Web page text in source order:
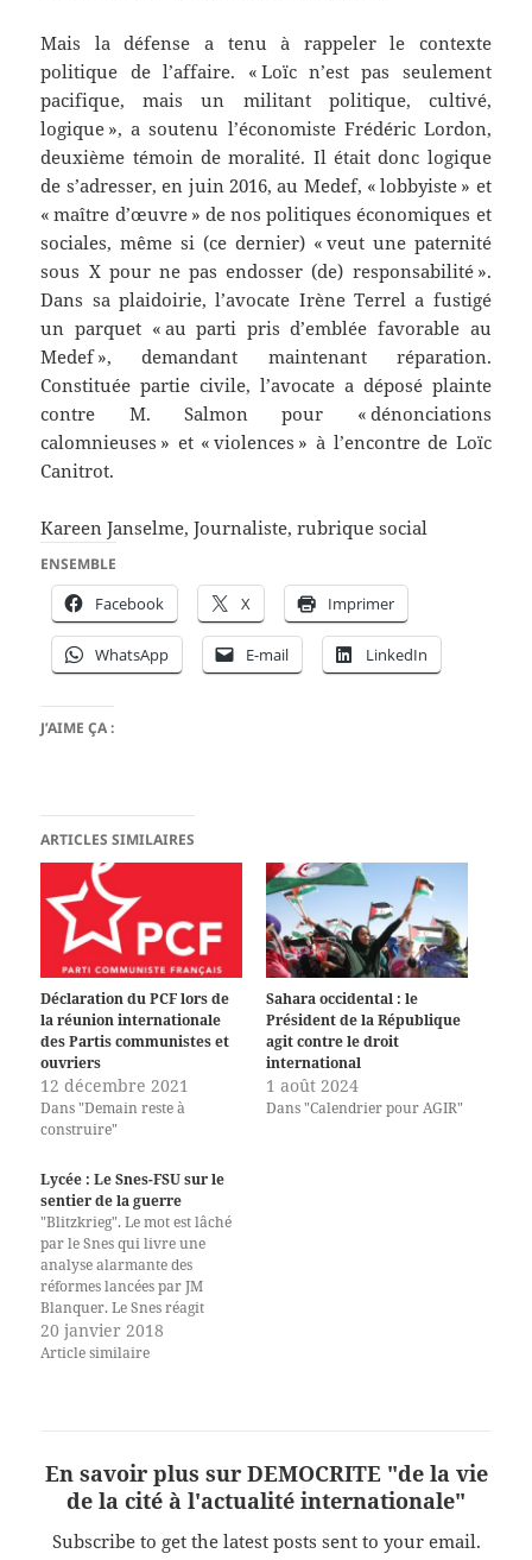
Mais la défense a tenu à rappeler le contexte
politique de l’affaire. « Loïc n’est pas seulement
pacifique, mais un militant politique, cultivé,
logique », a soutenu l’économiste Frédéric Lordon,
deuxième témoin de moralité. Il était donc logique
de s’adresser, en juin 2016, au Medef, « lobbyiste » et
« maître d’œuvre » de nos politiques économiques et
sociales, même si (ce dernier) « veut une paternité
sous X pour ne pas endosser (de) responsabilité ».
Dans sa plaidoirie, l’avocate Irène Terrel a fustigé
un parquet « au parti pris d’emblée favorable au
Medef », demandant maintenant réparation.
Constituée partie civile, l’avocate a déposé plainte
contre M. Salmon pour « dénonciations
calomnieuses » et « violences » à l’encontre de Loïc
Canitrot.
Kareen Janselme, Journaliste, rubrique social
ENSEMBLE
Facebook X Imprimer
WhatsApp E-mail LinkedIn
J’AIME ÇA :
ARTICLES SIMILAIRES
Déclaration du PCF lors de
la réunion internationale
des Partis communistes et
ouvriers
12 décembre 2021
Dans "Demain reste à
construire"
Sahara occidental : le
Président de la République
agit contre le droit
international
1 août 2024
Dans "Calendrier pour AGIR"
Lycée : Le Snes-FSU sur le
sentier de la guerre
"Blitzkrieg". Le mot est lâché
par le Snes qui livre une
analyse alarmante des
réformes lancées par JM
Blanquer. Le Snes réagit
aussi vigoureusement sur la
réforme de l'orientation.
20 janvier 2018
Article similaire
En savoir plus sur DEMOCRITE "de la vie
de la cité à l'actualité internationale"
Subscribe to get the latest posts sent to your email.